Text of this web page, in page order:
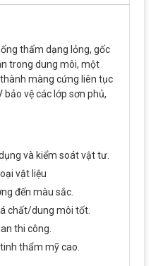
thấm dạng lỏng, gốc
trong dung môi, một
màng cứng liên tục
vệ các lớp sơn phủ,
và kiểm soát vật tư.
vật liệu
đến màu sắc.
chất/dung môi tốt.
thi công.
thẩm mỹ cao.